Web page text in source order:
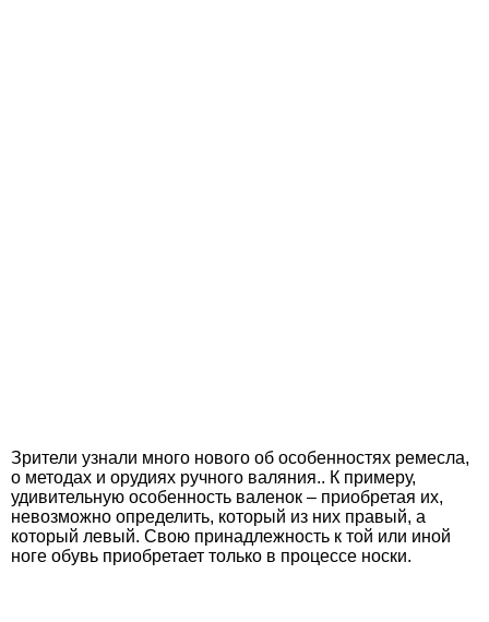
Зрители узнали много нового об особенностях ремесла,
о методах и орудиях ручного валяния.. К примеру,
удивительную особенность валенок – приобретая их,
невозможно определить, который из них правый, а
который левый. Свою принадлежность к той или иной
ноге обувь приобретает только в процессе носки.